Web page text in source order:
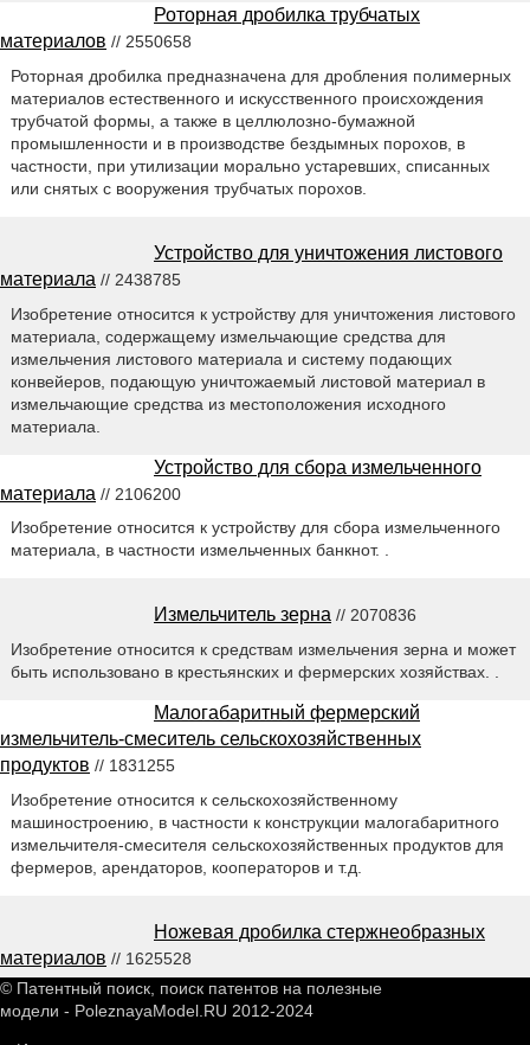
Роторная дробилка трубчатых
материалов // 2550658
Роторная дробилка предназначена для дробления полимерных
материалов естественного и искусственного происхождения
трубчатой формы, а также в целлюлозно-бумажной
промышленности и в производстве бездымных порохов, в
частности, при утилизации морально устаревших, списанных
или снятых с вооружения трубчатых порохов.
Устройство для уничтожения листового
материала // 2438785
Изобретение относится к устройству для уничтожения листового
материала, содержащему измельчающие средства для
измельчения листового материала и систему подающих
конвейеров, подающую уничтожаемый листовой материал в
измельчающие средства из местоположения исходного
материала.
Устройство для сбора измельченного
материала // 2106200
Изобретение относится к устройству для сбора измельченного
материала, в частности измельченных банкнот. .
Измельчитель зерна // 2070836
Изобретение относится к средствам измельчения зерна и может
быть использовано в крестьянских и фермерских хозяйствах. .
Малогабаритный фермерский
измельчитель-смеситель сельскохозяйственных
продуктов // 1831255
Изобретение относится к сельскохозяйственному
машиностроению, в частности к конструкции малогабаритного
измельчителя-смесителя сельскохозяйственных продуктов для
фермеров, арендаторов, кооператоров и т.д.
Ножевая дробилка стержнеобразных
материалов // 1625528
© Патентный поиск, поиск патентов на полезные
модели - PoleznayaModel.RU 2012-2024